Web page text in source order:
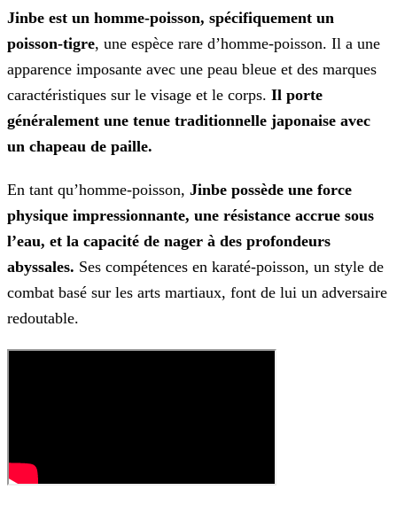
Jinbe est un homme-poisson, spécifiquement un
poisson-tigre, une espèce rare d’homme-poisson. Il a une
apparence imposante avec une peau bleue et des marques
caractéristiques sur le visage et le corps. Il porte
généralement une tenue traditionnelle japonaise avec
un chapeau de paille.
En tant qu’homme-poisson, Jinbe possède une force
physique impressionnante, une résistance accrue sous
l’eau, et la capacité de nager à des profondeurs
abyssales. Ses compétences en karaté-poisson, un style de
combat basé sur les arts martiaux, font de lui un adversaire
redoutable.